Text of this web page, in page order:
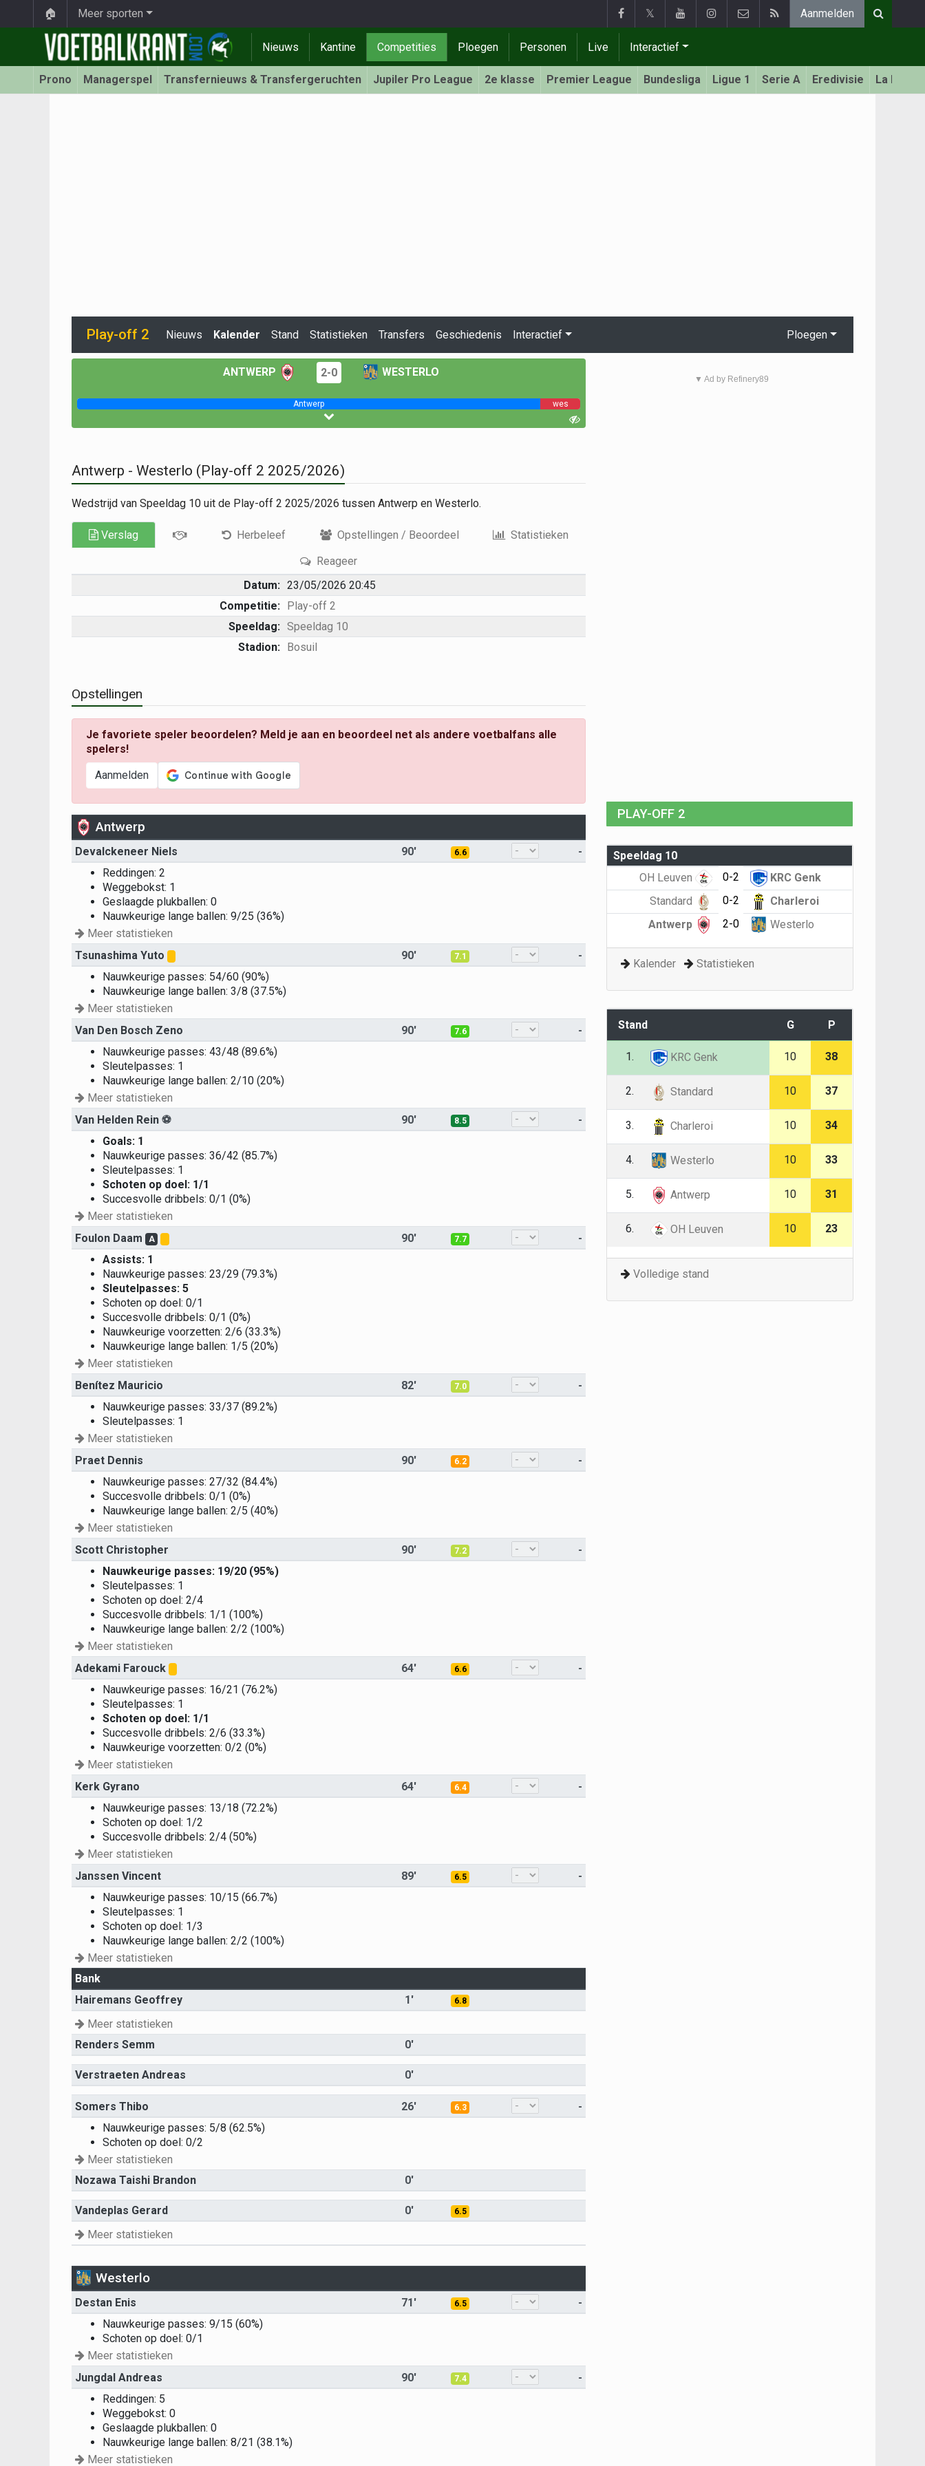
🏠 Meer sporten 𝕏 Aanmelden
Nieuws Kantine Competities Ploegen Personen Live Interactief
Prono Managerspel Transfernieuws & Transfergeruchten Jupiler Pro League 2e klasse Premier League Bundesliga Ligue 1 Serie A Eredivisie La Liga
Play-off 2 Nieuws Kalender Stand Statistieken Transfers Geschiedenis Interactief Ploegen
ANTWERP 2-0 WESTERLO
Antwerp wes
Antwerp - Westerlo (Play-off 2 2025/2026)
Wedstrijd van Speeldag 10 uit de Play-off 2 2025/2026 tussen Antwerp en Westerlo.
Verslag Herbeleef Opstellingen / Beoordeel
Statistieken
Reageer
Datum: 23/05/2026 20:45
Competitie: Play-off 2
Speeldag: Speeldag 10
Stadion: Bosuil
Opstellingen
Je favoriete speler beoordelen? Meld je aan en beoordeel net als andere voetbalfans alle
spelers!
Aanmelden
Antwerp
Devalckeneer Niels 90' 6.6
-
Reddingen: 2
Weggebokst: 1
Geslaagde plukballen: 0
Nauwkeurige lange ballen: 9/25 (36%)
Meer statistieken
Tsunashima Yuto
90' 7.1
-
Nauwkeurige passes: 54/60 (90%)
Nauwkeurige lange ballen: 3/8 (37.5%)
Meer statistieken
Van Den Bosch Zeno
90' 7.6
-
Nauwkeurige passes: 43/48 (89.6%)
Sleutelpasses: 1
Nauwkeurige lange ballen: 2/10 (20%)
Meer statistieken
Van Helden Rein⚽ 90' 8.5
-
Goals: 1
Nauwkeurige passes: 36/42 (85.7%)
Sleutelpasses: 1
Schoten op doel: 1/1
Succesvolle dribbels: 0/1 (0%)
Meer statistieken
Foulon Daam
A 90' 7.7
-
Assists: 1
Nauwkeurige passes: 23/29 (79.3%)
Sleutelpasses: 5
Schoten op doel: 0/1
Succesvolle dribbels: 0/1 (0%)
Nauwkeurige voorzetten: 2/6 (33.3%)
Nauwkeurige lange ballen: 1/5 (20%)
Meer statistieken
Benítez Mauricio
82' 7.0
-
Nauwkeurige passes: 33/37 (89.2%)
Sleutelpasses: 1
Meer statistieken
Praet Dennis
90' 6.2
-
Nauwkeurige passes: 27/32 (84.4%)
Succesvolle dribbels: 0/1 (0%)
Nauwkeurige lange ballen: 2/5 (40%)
Meer statistieken
Scott Christopher
90' 7.2
-
Nauwkeurige passes: 19/20 (95%)
Sleutelpasses: 1
Schoten op doel: 2/4
Succesvolle dribbels: 1/1 (100%)
Nauwkeurige lange ballen: 2/2 (100%)
Meer statistieken
Adekami Farouck
64' 6.6
-
Nauwkeurige passes: 16/21 (76.2%)
Sleutelpasses: 1
Schoten op doel: 1/1
Succesvolle dribbels: 2/6 (33.3%)
Nauwkeurige voorzetten: 0/2 (0%)
Meer statistieken
Kerk Gyrano
64' 6.4
-
Nauwkeurige passes: 13/18 (72.2%)
Schoten op doel: 1/2
Succesvolle dribbels: 2/4 (50%)
Meer statistieken
Janssen Vincent
89' 6.5
-
Nauwkeurige passes: 10/15 (66.7%)
Sleutelpasses: 1
Schoten op doel: 1/3
Nauwkeurige lange ballen: 2/2 (100%)
Meer statistieken
Bank
Hairemans Geoffrey
1' 6.8
Meer statistieken
Renders Semm
0'
Verstraeten Andreas 0'
Somers Thibo 26' 6.3
-
Nauwkeurige passes: 5/8 (62.5%)
Schoten op doel: 0/2
Meer statistieken
Nozawa Taishi Brandon
0'
Vandeplas Gerard 0' 6.5
Meer statistieken
Westerlo
Destan Enis 71' 6.5
-
Nauwkeurige passes: 9/15 (60%)
Schoten op doel: 0/1
Meer statistieken
Jungdal Andreas
90' 7.4
-
Reddingen: 5
Weggebokst: 0
Geslaagde plukballen: 0
Nauwkeurige lange ballen: 8/21 (38.1%)
Meer statistieken
▼ Ad by Refinery89
PLAY-OFF 2
Speeldag 10
OH Leuven
0-2
KRC Genk
Standard
0-2
Charleroi
Antwerp
2-0 Westerlo
Kalender Statistieken
Stand G P
1. KRC Genk 10 38
2. Standard 10 37
3. Charleroi 10 34
4. Westerlo 10 33
5. Antwerp 10 31
6. OH Leuven 10 23
Volledige stand